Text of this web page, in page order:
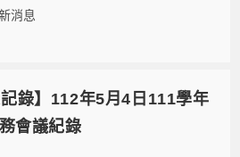
消息
錄】112年5月4日111學年
會議紀錄